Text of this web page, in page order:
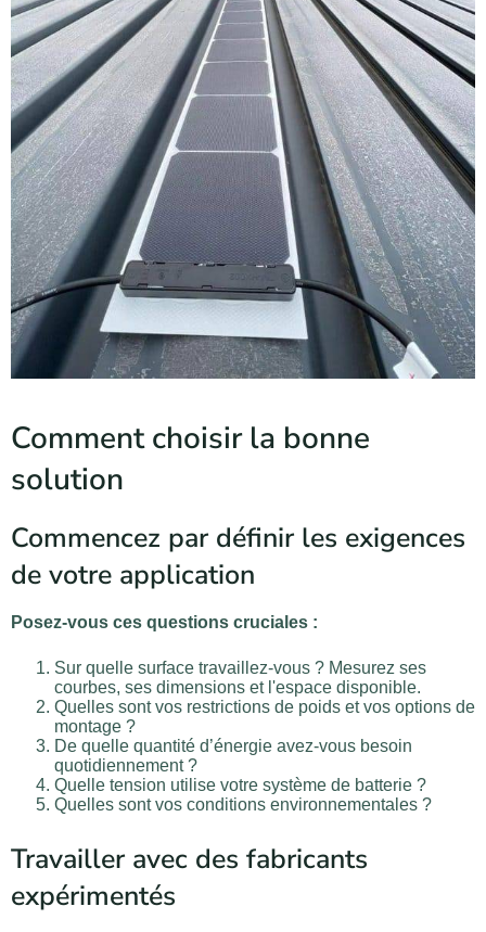
Comment choisir la bonne
solution
Commencez par définir les exigences
de votre application
Posez-vous ces questions cruciales :
Sur quelle surface travaillez-vous ? Mesurez ses
courbes, ses dimensions et l'espace disponible.
Quelles sont vos restrictions de poids et vos options de
montage ?
De quelle quantité d’énergie avez-vous besoin
quotidiennement ?
Quelle tension utilise votre système de batterie ?
Quelles sont vos conditions environnementales ?
Travailler avec des fabricants
expérimentés